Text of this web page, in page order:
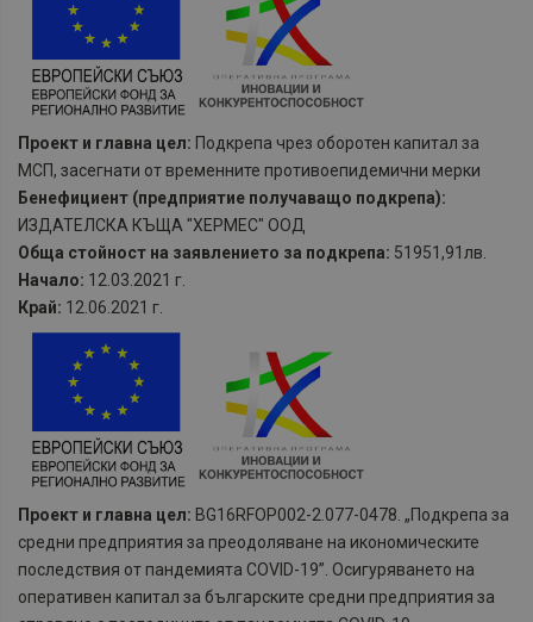
Проект и главна цел: Подкрепа чрез оборотен капитал за
МСП, засегнати от временните противоепидемични мерки
Бенефициент (предприятие получаващо подкрепа):
ИЗДАТЕЛСКА КЪЩА "ХЕРМЕС" ООД
Обща стойност на заявлението за подкрепа: 51951,91лв.
Начало: 12.03.2021 г.
Край: 12.06.2021 г.
Проект и главна цел: BG16RFOP002-2.077-0478. „Подкрепа за
средни предприятия за преодоляване на икономическите
последствия от пандемията COVID-19”. Осигуряването на
оперативен капитал за българските средни предприятия за